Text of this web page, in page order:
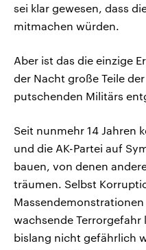
sei klar gewesen, dass
mitmachen würden.
Aber ist das die einzige
der Nacht große Teile
putschenden Militärs
Seit nunmehr 14 Jahren
und die AK-Partei auf
bauen, von denen
träumen. Selbst
wachsende Terrorgefahr
bislang nicht gefährlich